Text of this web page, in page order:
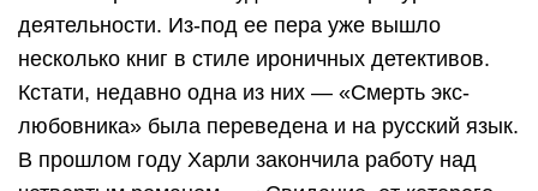
деятельности. Из-под ее пера уже вышло
несколько книг в стиле ироничных детективов.
Кстати, недавно одна из них — «Смерть экс-
любовника» была переведена и на русский язык.
В прошлом году Харли закончила работу над